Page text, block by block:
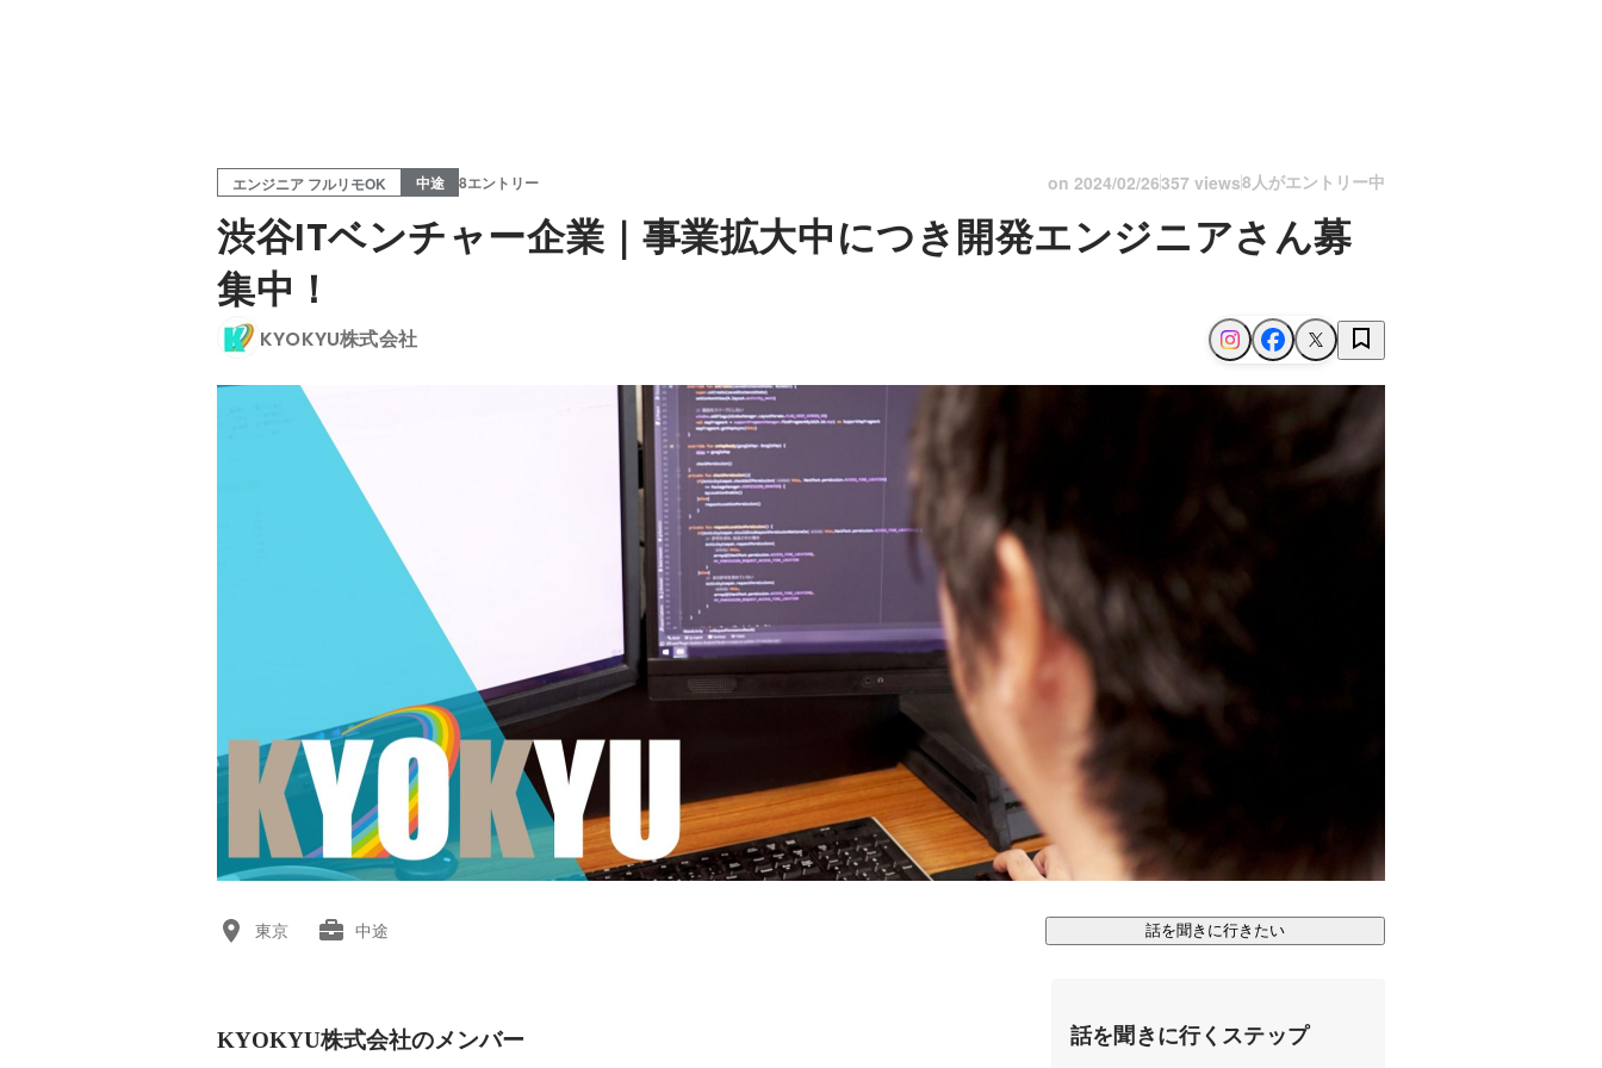
エンジニア フルリモOK 中途 8エントリー on 2024/02/26357 views8人がエントリー中
渋谷ITベンチャー企業｜事業拡大中につき開発エンジニアさん募
集中！
KYOKYU株式会社
東京 中途 話を聞きに行きたい
KYOKYU株式会社のメンバー 話を聞きに行くステップ